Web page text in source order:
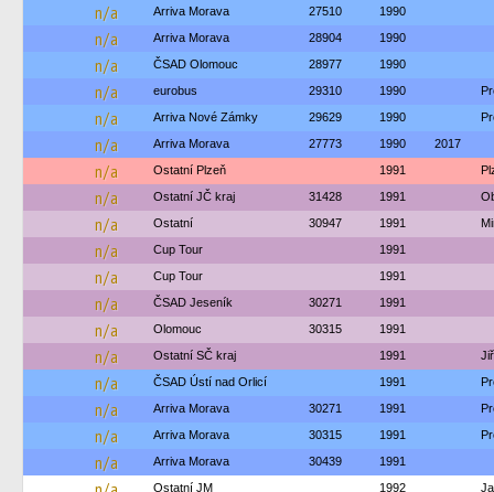
n/a Arriva Morava 27510 1990
n/a Arriva Morava 28904 1990
n/a ČSAD Olomouc 28977 1990
n/a eurobus 29310 1990
n/a Arriva Nové Zámky 29629 1990
n/a Arriva Morava 27773 1990 2017
n/a Ostatní Plzeň 1991
n/a Ostatní JČ kraj 31428 1991
n/a Ostatní 30947 1991
n/a Cup Tour 1991
n/a Cup Tour 1991
n/a ČSAD Jeseník 30271 1991
n/a Olomouc 30315 1991
n/a Ostatní SČ kraj 1991
n/a ČSAD Ústí nad Orlicí 1991
n/a Arriva Morava 30271 1991
n/a Arriva Morava 30315 1991
n/a Arriva Morava 30439 1991
Ostatní JM 1992